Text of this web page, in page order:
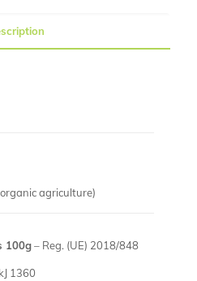
agriculture)
100g– Reg. (UE) 2018/848
1360